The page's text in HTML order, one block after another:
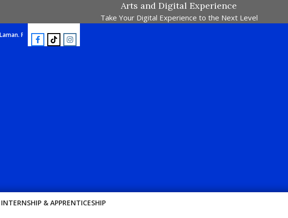
Arts and Digital Experience
Take Your Digital Experience to the Next Level
Your Passion !! E-Majalah Pertandingan Dalam Satu Laman. Pick Your Passion !!
INTERNSHIP & APPRENTICESHIP